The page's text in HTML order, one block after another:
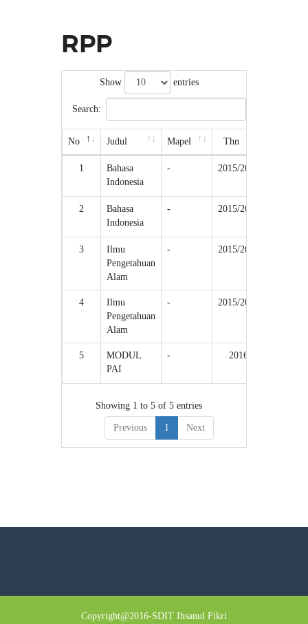
RPP
Show entries
Search:
No Judul Mapel Thn
1
Bahasa
Indonesia
- 2015/2016
2
Bahasa
Indonesia
- 2015/2016
3
Ilmu
Pengetahuan
Alam
- 2015/2016
4
Ilmu
Pengetahuan
Alam
- 2015/2016
5
MODUL
PAI
- 2016
Showing 1 to 5 of 5 entries
Previous 1 Next
Copyright@2016-SDIT Ihsanul Fikri